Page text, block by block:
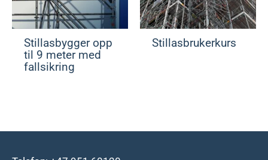
Stillasbygger opp
til 9 meter med
fallsikring
Stillasbrukerkurs